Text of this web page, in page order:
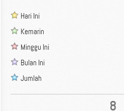
Hari Ini
Kemarin
Minggu Ini
Bulan Ini
Jumlah
8